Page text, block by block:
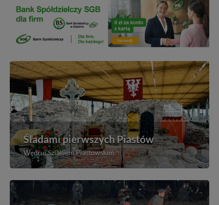
Śladami pierwszych Piastów
Wędruj Szlakiem Piastowskim